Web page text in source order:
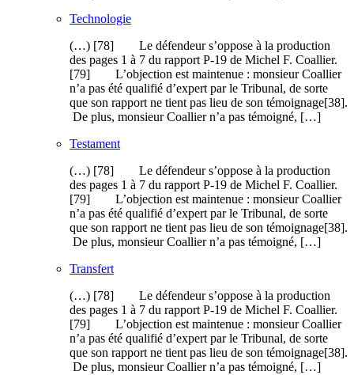
Technologie
(…) [78] Le défendeur s’oppose à la production
des pages 1 à 7 du rapport P-19 de Michel F. Coallier.
[79] L’objection est maintenue : monsieur Coallier
n’a pas été qualifié d’expert par le Tribunal, de sorte
que son rapport ne tient pas lieu de son témoignage[38].
De plus, monsieur Coallier n’a pas témoigné, […]
Testament
(…) [78] Le défendeur s’oppose à la production
des pages 1 à 7 du rapport P-19 de Michel F. Coallier.
[79] L’objection est maintenue : monsieur Coallier
n’a pas été qualifié d’expert par le Tribunal, de sorte
que son rapport ne tient pas lieu de son témoignage[38].
De plus, monsieur Coallier n’a pas témoigné, […]
Transfert
(…) [78] Le défendeur s’oppose à la production
des pages 1 à 7 du rapport P-19 de Michel F. Coallier.
[79] L’objection est maintenue : monsieur Coallier
n’a pas été qualifié d’expert par le Tribunal, de sorte
que son rapport ne tient pas lieu de son témoignage[38].
De plus, monsieur Coallier n’a pas témoigné, […]